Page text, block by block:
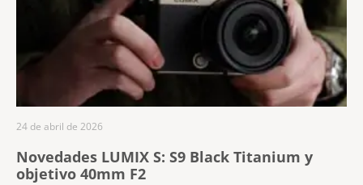
Novedades LUMIX S: S9 Black Titanium y
objetivo 40mm F2
24 de abril de 2026